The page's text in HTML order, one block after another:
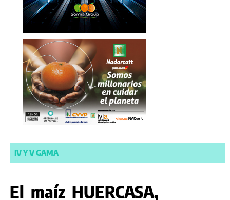
IV Y V GAMA
El maíz HUERCASA,